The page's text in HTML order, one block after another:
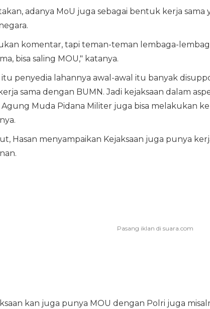
adanya MoU juga sebagai bentuk kerja sama
komentar, tapi teman-teman lembaga-
bisa saling MOU," katanya.
itu penyedia lahannya awal-awal itu banyak
sama dengan BUMN. Jadi kejaksaan dalam
Agung Muda Pidana Militer juga bisa melakukan
Hasan menyampaikan Kejaksaan juga punya
kan juga punya MOU dengan Polri juga